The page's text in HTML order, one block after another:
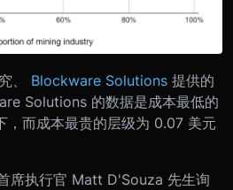
、 Blockware Solutions 提供的
Solutions 的数据是成本最低的
，而成本最贵的层级为 0.07 美元
席执行官 Matt D'Souza 先生询